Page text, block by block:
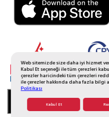
Web sitemizde size daha iyi hizmet
Kabul Et seçeneği ile tüm çerezleri
çerezler haricindeki tüm çerezleri
ile çerezler hakkında daha fazla
Politikası
Kabul Et
© 2026 Tüm Hakkı